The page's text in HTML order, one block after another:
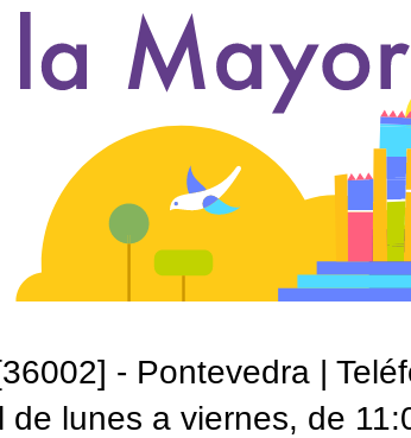
- Pontevedra |
de lunes a viernes, de